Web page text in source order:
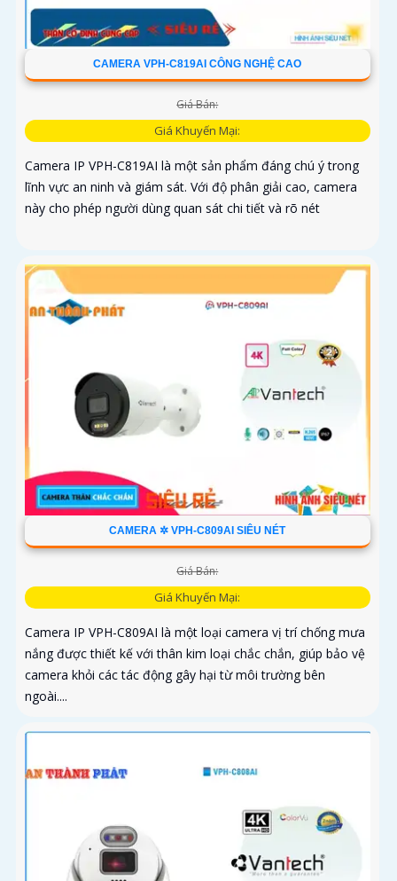
CAMERA VPH-C819AI CÔNG NGHỆ CAO
Giá Bán:
Giá Khuyến Mại:
Camera IP VPH-C819AI là một sản phẩm đáng chú ý trong
lĩnh vực an ninh và giám sát. Với độ phân giải cao, camera
này cho phép người dùng quan sát chi tiết và rõ nét
CAMERA ✲ VPH-C809AI SIÊU NÉT
Giá Bán:
Giá Khuyến Mại:
Camera IP VPH-C809AI là một loại camera vị trí chống mưa
nắng được thiết kế với thân kim loại chắc chắn, giúp bảo vệ
camera khỏi các tác động gây hại từ môi trường bên
ngoài....